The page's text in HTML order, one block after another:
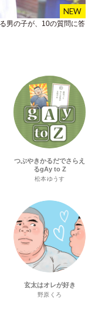
男の子が、10の質問に答
つぶやきかるだでさらえ
るgAy to Z
松本ゆうす
玄太はオレが好き
野原くろ